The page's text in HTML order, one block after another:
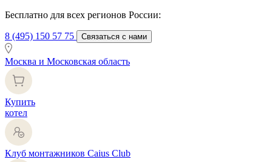
Бесплатно для всех регионов России:
8 (495) 150 57 75 Связаться с нами
Москва и Московская область
Купить
котел
Клуб монтажников Caius Club